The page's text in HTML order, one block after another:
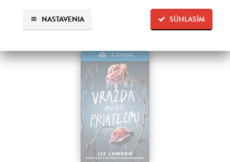
SÚHLASÍM
NASTAVENIA
E-KNIHA